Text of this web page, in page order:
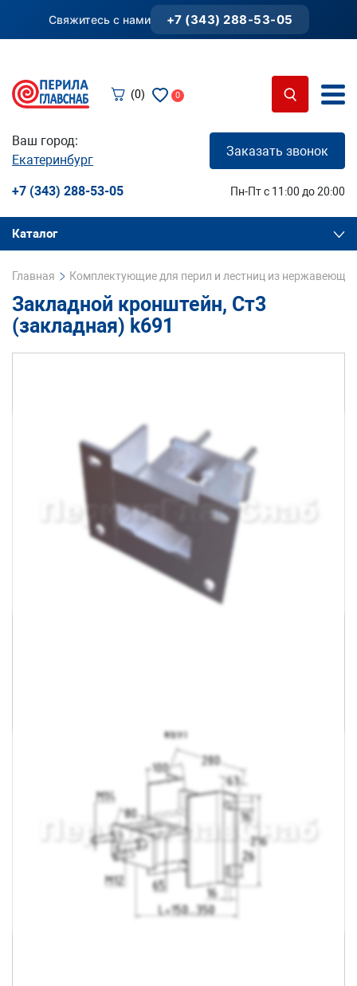
Свяжитесь с нами +7 (343) 288-53-05
(0) 0
Ваш город:
Екатеринбург
Заказать звонок
+7 (343) 288-53-05 Пн-Пт с 11:00 до 20:00
Каталог
Главная Комплектующие для перил и лестниц из
Закладной кронштейн, Ст3
(закладная) k691